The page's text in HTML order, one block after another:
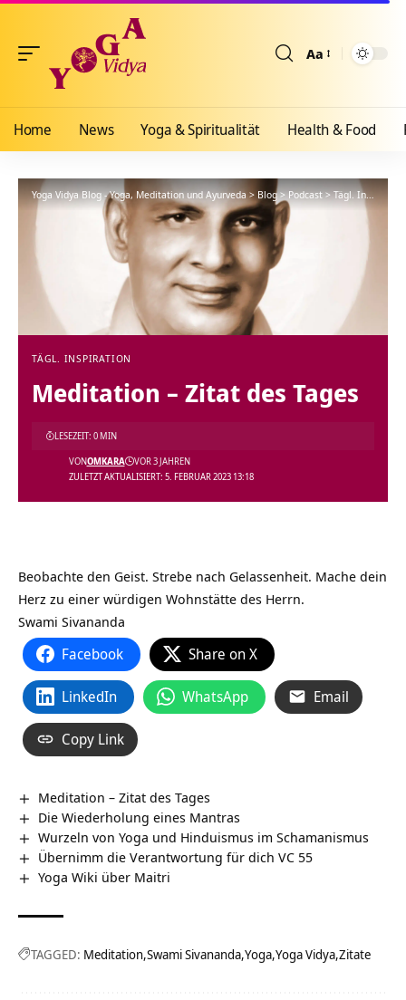
Aa
Home News Yoga & Spiritualität Health & Food
Yoga Vidya Blog - Yoga, Meditation und Ayurveda> Blog>Podcast>Tägl. Inspiration
TÄGL. INSPIRATION
Meditation – Zitat des Tages
ZULETZT AKTUALISIERT: 5. FEBRUAR 2023 13:18
VONOMKARA VOR 3 JAHREN
LESEZEIT: 0 MIN
Beobachte den Geist. Strebe nach Gelassenheit. Mache dein
Herz zu einer würdigen Wohnstätte des Herrn.
Swami Sivananda
Facebook Share on X
LinkedIn WhatsApp Email
Copy Link
Meditation – Zitat des Tages
Die Wiederholung eines Mantras
Wurzeln von Yoga und Hinduismus im Schamanismus
Übernimm die Verantwortung für dich VC 55
Yoga Wiki über Maitri
TAGGED: Meditation Swami Sivananda Yoga Yoga Vidya Zitate